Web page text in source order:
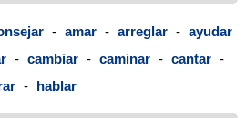
- amar - arreglar - ayudar
- cambiar - caminar - cantar -
- hablar